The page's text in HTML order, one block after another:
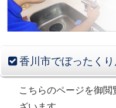
香川市でぼったく
こちらのページを御